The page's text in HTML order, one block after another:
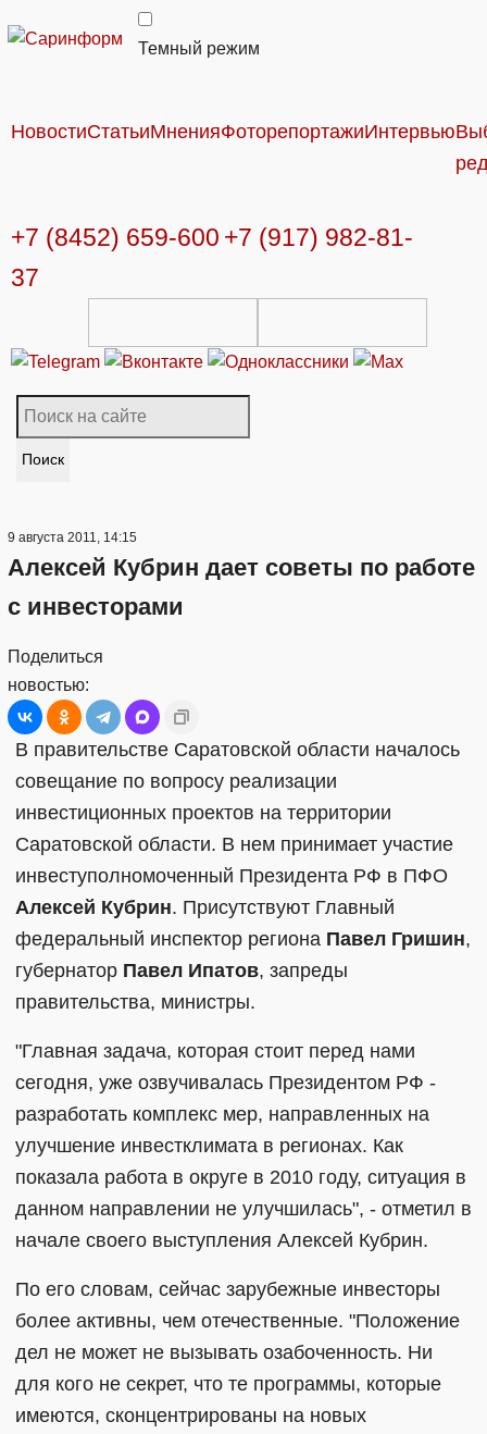
Темный режим
НовостиСтатьиМненияФоторепортажиИнтервью
+7 (8452) 659-600 +7 (917) 982-81-
37
Поиск
9 августа 2011, 14:15
Алексей Кубрин дает советы по работе
с инвесторами
Поделиться
новостью:
В правительстве Саратовской области началось
совещание по вопросу реализации
инвестиционных проектов на территории
Саратовской области. В нем принимает участие
инвеступолномоченный Президента РФ в ПФО
Алексей Кубрин. Присутствуют Главный
федеральный инспектор региона Павел Гришин,
губернатор Павел Ипатов, запреды
правительства, министры.
"Главная задача, которая стоит перед нами
сегодня, уже озвучивалась Президентом РФ -
разработать комплекс мер, направленных на
улучшение инвестклимата в регионах. Как
показала работа в округе в 2010 году, ситуация в
данном направлении не улучшилась", - отметил в
начале своего выступления Алексей Кубрин.
По его словам, сейчас зарубежные инвесторы
более активны, чем отечественные. "Положение
дел не может не вызывать озабоченность. Ни
для кого не секрет, что те программы, которые
имеются, сконцентрированы на новых